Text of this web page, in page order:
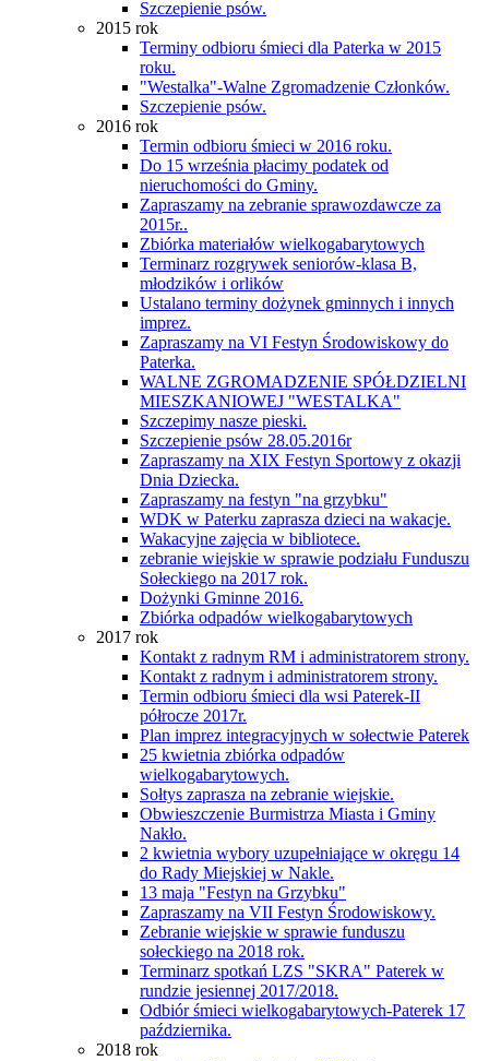
Szczepienie psów.
2015 rok
Terminy odbioru śmieci dla Paterka w 2015
roku.
"Westalka"-Walne Zgromadzenie Członków.
Szczepienie psów.
2016 rok
Termin odbioru śmieci w 2016 roku.
Do 15 września płacimy podatek od
nieruchomości do Gminy.
Zapraszamy na zebranie sprawozdawcze za
2015r..
Zbiórka materiałów wielkogabarytowych
Terminarz rozgrywek seniorów-klasa B,
młodzików i orlików
Ustalano terminy dożynek gminnych i innych
imprez.
Zapraszamy na VI Festyn Środowiskowy do
Paterka.
WALNE ZGROMADZENIE SPÓŁDZIELNI
MIESZKANIOWEJ "WESTALKA"
Szczepimy nasze pieski.
Szczepienie psów 28.05.2016r
Zapraszamy na XIX Festyn Sportowy z okazji
Dnia Dziecka.
Zapraszamy na festyn "na grzybku"
WDK w Paterku zaprasza dzieci na wakacje.
Wakacyjne zajęcia w bibliotece.
zebranie wiejskie w sprawie podziału Funduszu
Sołeckiego na 2017 rok.
Dożynki Gminne 2016.
Zbiórka odpadów wielkogabarytowych
2017 rok
Kontakt z radnym RM i administratorem strony.
Kontakt z radnym i administratorem strony.
Termin odbioru śmieci dla wsi Paterek-II
półrocze 2017r.
Plan imprez integracyjnych w sołectwie Paterek
25 kwietnia zbiórka odpadów
wielkogabarytowych.
Sołtys zaprasza na zebranie wiejskie.
Obwieszczenie Burmistrza Miasta i Gminy
Nakło.
2 kwietnia wybory uzupełniające w okręgu 14
do Rady Miejskiej w Nakle.
13 maja "Festyn na Grzybku"
Zapraszamy na VII Festyn Środowiskowy.
Zebranie wiejskie w sprawie funduszu
sołeckiego na 2018 rok.
Terminarz spotkań LZS "SKRA" Paterek w
rundzie jesiennej 2017/2018.
Odbiór śmieci wielkogabarytowych-Paterek 17
października.
2018 rok